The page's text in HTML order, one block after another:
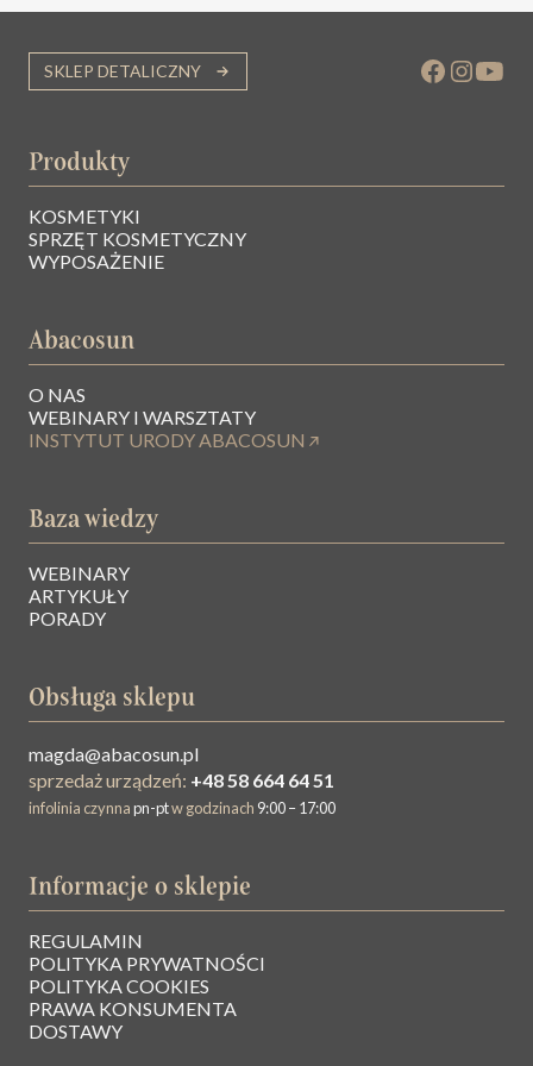
O NAS
BAZA WIEDZY
SKLEP DETALICZNY
Produkty
KOSMETYKI
SPRZĘT KOSMETYCZNY
WYPOSAŻENIE
Baza wiedzy
WEBINARY
ARTYKUŁY
PORADY
Obsługa sklepu
magda@abacosun.pl
sprzedaż urządzeń: +48 58 664 64 51
infolinia czynnapn-ptw godzinach 9:00 – 17:00
Abacosun
O NAS
WEBINARY I WARSZTATY
INSTYTUT URODY ABACOSUN
Informacje o sklepie
REGULAMIN
POLITYKA PRYWATNOŚCI
POLITYKA COOKIES
PRAWA KONSUMENTA
DOSTAWY